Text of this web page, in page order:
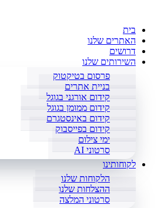
בית
האתרים שלנו
דרושים
השירותים שלנו
פרסום בטיקטוק
בניית אתרים
קידום אורגני בגוגל
קידום ממומן בגוגל
קידום באינסטגרם
קידום בפייסבוק
ימי צילום
סרטוני AI
לקוחותינו
הלקוחות שלנו
ההצלחות שלנו
סרטוני המלצה